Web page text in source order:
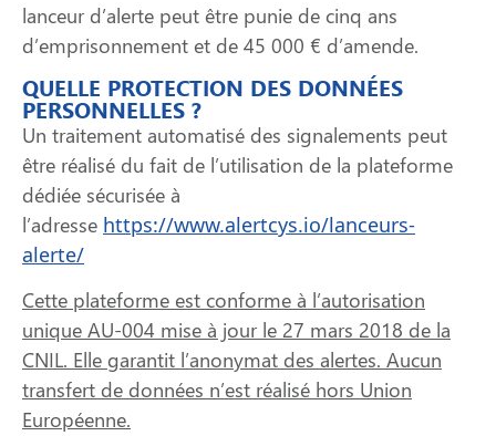
lanceur d’alerte peut être punie de cinq ans
d’emprisonnement et de 45 000 € d’amende.
QUELLE PROTECTION DES DONNÉES
PERSONNELLES ?
Un traitement automatisé des signalements peut
être réalisé du fait de l’utilisation de la plateforme
dédiée sécurisée à
l’adresse https://www.alertcys.io/lanceurs-
alerte/
Cette plateforme est conforme à l’autorisation
unique AU-004 mise à jour le 27 mars 2018 de la
CNIL. Elle garantit l’anonymat des alertes. Aucun
transfert de données n’est réalisé hors Union
Européenne.